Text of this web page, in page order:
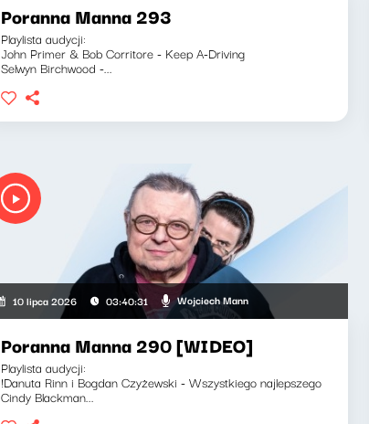
Poranna Manna 293
Playlista audycji:
John Primer & Bob Corritore - Keep A-Driving
Selwyn Birchwood -...
10 lipca 2026 03:40:31 Wojciech Mann
Poranna Manna 290 [WIDEO]
Playlista audycji:
!Danuta Rinn i Bogdan Czyżewski - Wszystkiego najlepszego
Cindy Blackman...